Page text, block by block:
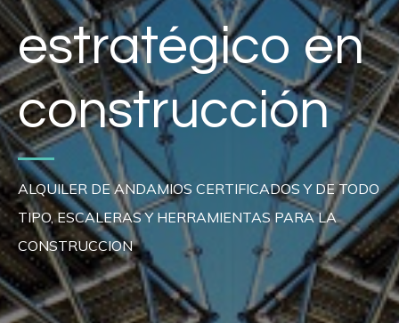
estratégico en
construcción
ALQUILER DE ANDAMIOS CERTIFICADOS Y DE TODO
TIPO, ESCALERAS Y HERRAMIENTAS PARA LA
CONSTRUCCION